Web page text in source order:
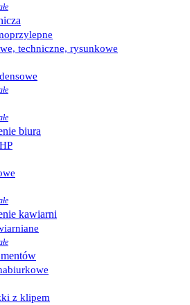
techniczne, rysunkowe
biura
kawiarni
z klipem